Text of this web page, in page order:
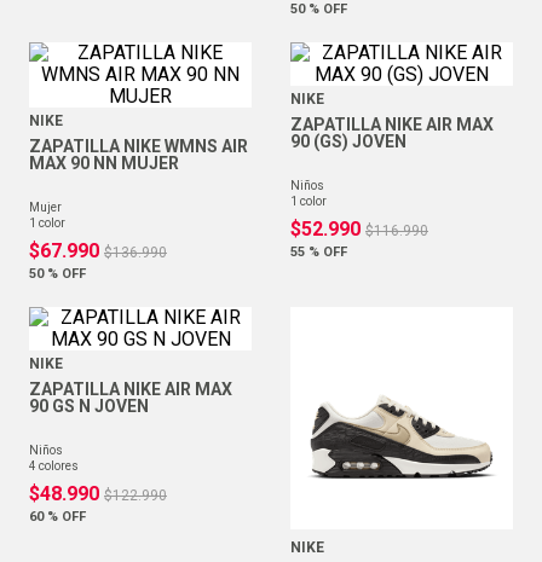
50 % OFF
NIKE
ZAPATILLA NIKE WMNS AIR
MAX 90 NN MUJER
mujer
1 color
$67.990 $136.990
50 % OFF
NIKE
ZAPATILLA NIKE AIR MAX
90 (GS) JOVEN
niños
1 color
$52.990 $116.990
55 % OFF
NIKE
ZAPATILLA NIKE AIR MAX
90 GS N JOVEN
niños
4 colores
$48.990 $122.990
60 % OFF
NIKE